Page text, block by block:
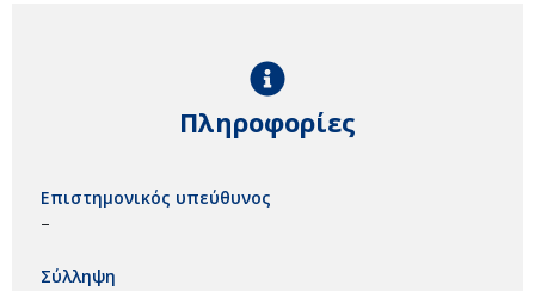
Πληροφορίες
Επιστημονικός υπεύθυνος
–
Σύλληψη